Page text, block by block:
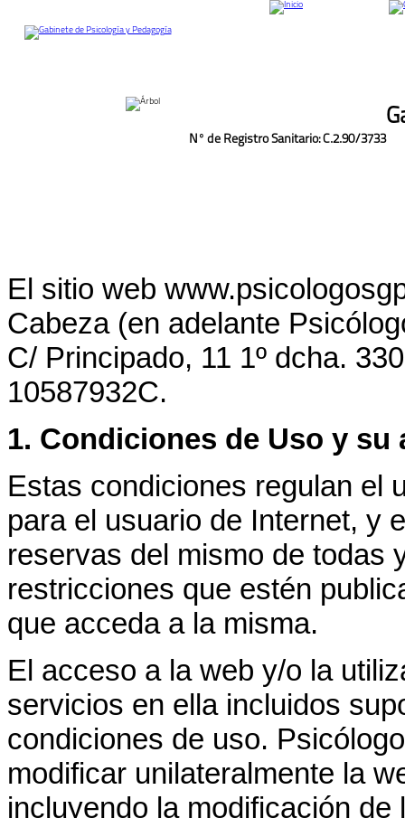
Nº de Registro Sanitario: C.2.90/3733
El sitio web
Cabeza (en adelante
C/ Principado, 11 1º dcha.
10587932C.
1. Condiciones de Uso y su
Estas condiciones regulan el
para el usuario de Internet, y
reservas del mismo de todas
restricciones que estén
que acceda a la misma.
El acceso a la web y/o la
servicios en ella incluidos
condiciones de uso.
modificar unilateralmente la
incluyendo la modificación